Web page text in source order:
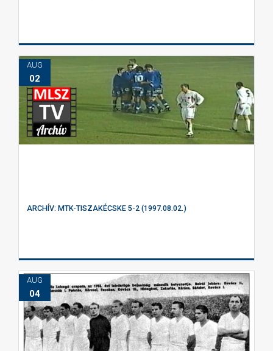
AUG
02
ARCHÍV: MTK-TISZAKÉCSKE 5-2 (1997.08.02.)
AUG
04